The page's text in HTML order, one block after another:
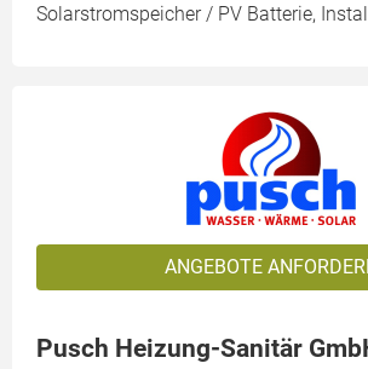
Solarstromspeicher / PV Batterie,
ANGEBOTE
Pusch Heizung-Sanitär